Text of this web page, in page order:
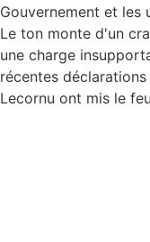
Gouvernement et les
Le ton monte d'un
une charge
récentes
Lecornu ont mis le